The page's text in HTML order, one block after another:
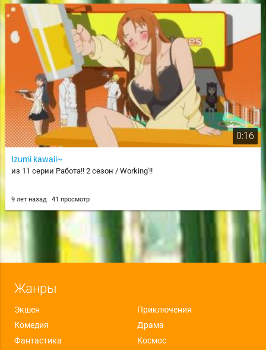
0:16
Izumi kawaii~
из 11 серии Работа!! 2 сезон / Working'!!
9 лет назад 41 просмотр
Жанры
Экшен
Приключения
Комедия
Драма
Фантастика
Космос